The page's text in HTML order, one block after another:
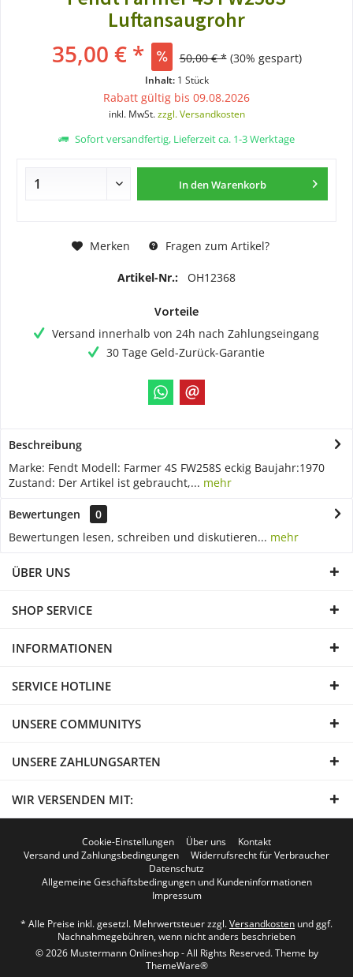
Luftansaugrohr
35,00 € * 50,00 € * (30% gespart)
Inhalt: 1 Stück
Rabatt gültig bis 09.08.2026
inkl. MwSt.zzgl. Versandkosten
Sofort versandfertig, Lieferzeit ca. 1-3 Werktage
In denWarenkorb
Merken Fragen zum Artikel?
Artikel-Nr.: OH12368
Vorteile
Versand innerhalb von 24h nach Zahlungseingang
30 Tage Geld-Zurück-Garantie
Beschreibung
Marke: Fendt Modell: Farmer 4S FW258S eckig Baujahr:1970
Zustand: Der Artikel ist gebraucht,... mehr
Bewertungen
0
Bewertungen lesen, schreiben und diskutieren... mehr
ÜBER UNS
SHOP SERVICE
INFORMATIONEN
SERVICE HOTLINE
UNSERE COMMUNITYS
UNSERE ZAHLUNGSARTEN
WIR VERSENDEN MIT:
Cookie-Einstellungen Über uns
Kontakt
Versand und Zahlungsbedingungen
Widerrufsrecht für Verbraucher
Datenschutz
Allgemeine Geschäftsbedingungen und Kundeninformationen
Impressum
* Alle Preise inkl. gesetzl. Mehrwertsteuer zzgl.Versandkosten und ggf.
Nachnahmegebühren, wenn nicht anders beschrieben
© 2026 Mustermann Onlineshop - All Rights Reserved. Theme by
ThemeWare®